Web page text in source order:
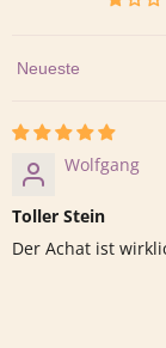
Sort by
Wolfgang
Toller Stein
Der Achat ist